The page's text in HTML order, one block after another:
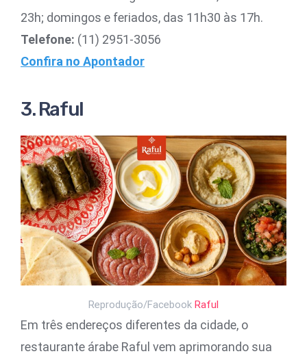
23h; domingos e feriados, das 11h30 às 17h.
Telefone: (11) 2951-3056
Confira no Apontador
3. Raful
Reprodução/Facebook Raful
Em três endereços diferentes da cidade, o
restaurante árabe Raful vem aprimorando sua